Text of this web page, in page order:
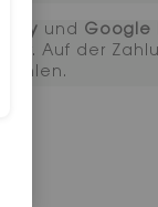
Pay und Google
Auf der